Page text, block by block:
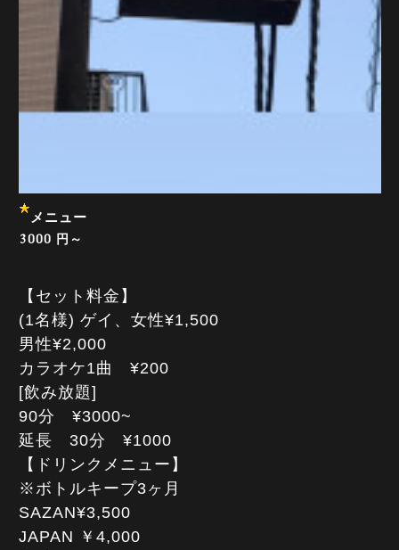
メニュー
3000 円～
【セット料金】
(1名様) ゲイ、女性¥1,500
男性¥2,000
カラオケ1曲 ¥200
[飲み放題]
90分 ¥3000~
延長 30分 ¥1000
【ドリンクメニュー】
※ボトルキープ3ヶ月
SAZAN¥3,500
JAPAN ￥4,000